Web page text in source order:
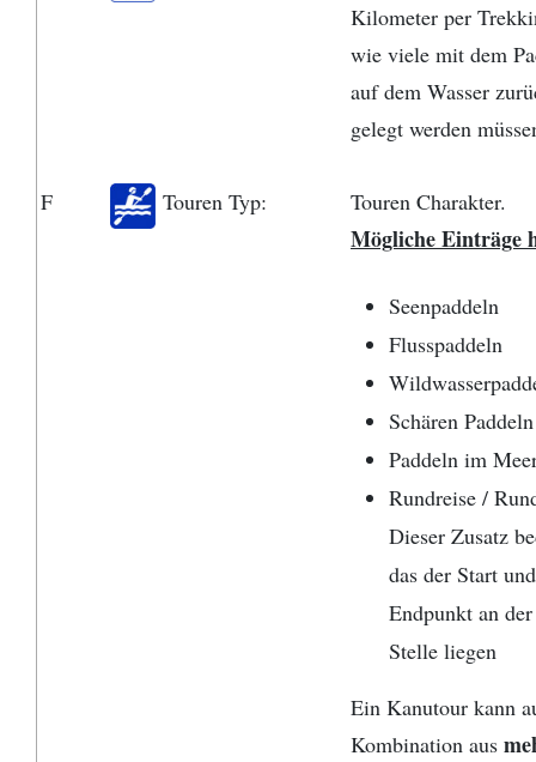
Kilometer per
wie viele mit dem
auf dem Wasser
gelegt werden
F Touren Typ: Touren Charakter.
Mögliche Einträge
Seenpaddeln
Flusspaddeln
Schären Paddeln
Paddeln im
Rundreise /
Dieser Zusatz
das der Start
Endpunkt an
Stelle liegen
Ein Kanutour kann
Kombination aus